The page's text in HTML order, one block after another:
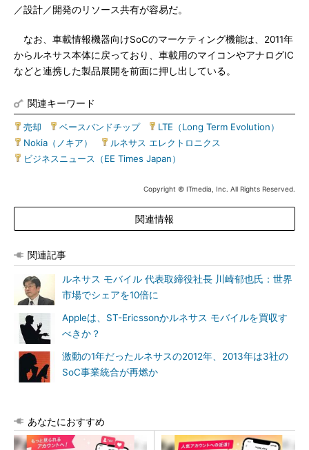
／設計／開発のリソース共有が容易だ。
なお、車載情報機器向けSoCのマーケティング機能は、2011年
からルネサス本体に戻っており、車載用のマイコンやアナログIC
などと連携した製品展開を前面に押し出している。
関連キーワード
売却 ベースバンドチップ| LTE（Long Term Evolution）
Nokia（ノキア）
ルネサス エレクトロニクス
ビジネスニュース（EE Times Japan）
Copyright © ITmedia, Inc. All Rights Reserved.
関連情報
関連記事
ルネサス モバイル 代表取締役社長 川崎郁也氏：世界
市場でシェアを10倍に
Appleは、ST-Ericssonかルネサス モバイルを買収す
べきか？
激動の1年だったルネサスの2012年、2013年は3社の
SoC事業統合が再燃か
あなたにおすすめ